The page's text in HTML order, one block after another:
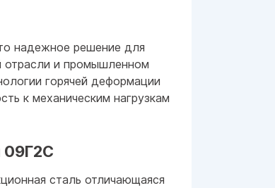
надежное решение для
отрасли и промышленном
горячей деформации
к механическим нагрузкам
09Г2С
сталь отличающаяся